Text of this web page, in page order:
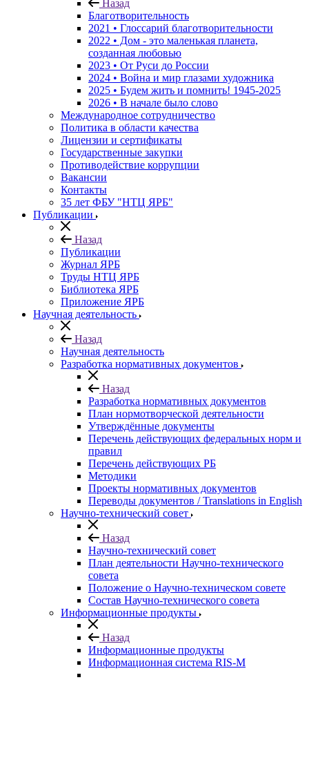
Назад
Благотворительность
2021 • Глоссарий благотворительности
2022 • Дом - это маленькая планета,
созданная любовью
2023 • От Руси до России
2024 • Война и мир глазами художника
2025 • Будем жить и помнить! 1945-2025
2026 • В начале было слово
Международное сотрудничество
Политика в области качества
Лицензии и сертификаты
Государственные закупки
Противодействие коррупции
Вакансии
Контакты
35 лет ФБУ "НТЦ ЯРБ"
Публикации
Назад
Публикации
Журнал ЯРБ
Труды НТЦ ЯРБ
Библиотека ЯРБ
Приложение ЯРБ
Научная деятельность
Назад
Научная деятельность
Разработка нормативных документов
Назад
Разработка нормативных документов
План нормотворческой деятельности
Утверждённые документы
Перечень действующих федеральных норм и
правил
Перечень действующих РБ
Методики
Проекты нормативных документов
Переводы документов / Translations in English
Научно-технический совет
Назад
Научно-технический совет
План деятельности Научно-технического
совета
Положение о Научно-техническом совете
Состав Научно-технического совета
Информационные продукты
Назад
Информационные продукты
Информационная система RIS-M